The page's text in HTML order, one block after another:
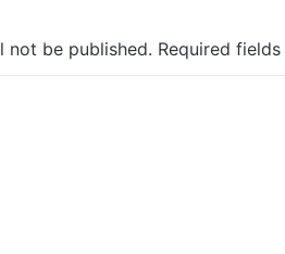
not be published. Required